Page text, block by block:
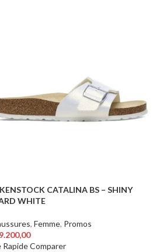
CATALINA BS – SHINY
WHITE
, Femme, Promos
9.200,00
Des Options
RapideComparer